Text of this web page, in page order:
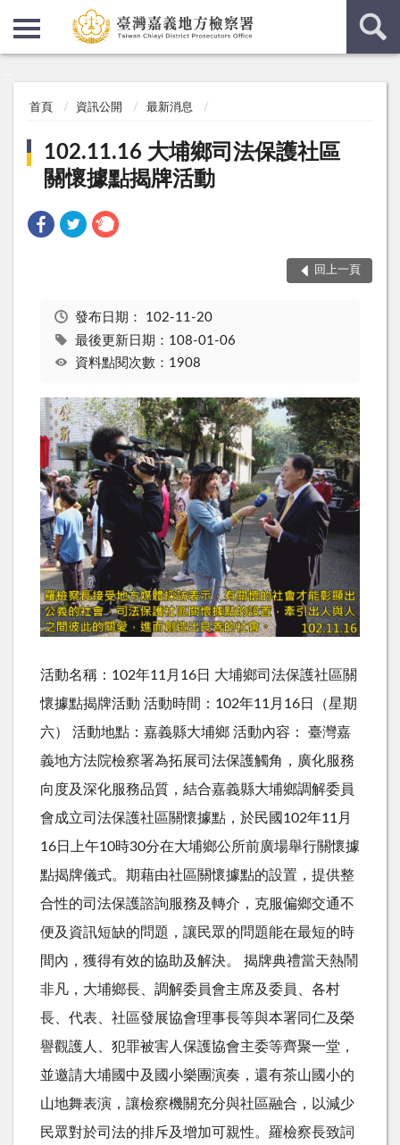
首頁 資訊公開 最新消息
102.11.16 大埔鄉司法保護社區
關懷據點揭牌活動
回上一頁
發布日期： 102-11-20
最後更新日期：108-01-06
資料點閱次數：1908
活動名稱：102年11月16日 大埔鄉司法保護社區關
懷據點揭牌活動 活動時間：102年11月16日（星期
六） 活動地點：嘉義縣大埔鄉 活動內容： 臺灣嘉
義地方法院檢察署為拓展司法保護觸角，廣化服務
向度及深化服務品質，結合嘉義縣大埔鄉調解委員
會成立司法保護社區關懷據點，於民國102年11月
16日上午10時30分在大埔鄉公所前廣場舉行關懷據
點揭牌儀式。期藉由社區關懷據點的設置，提供整
合性的司法保護諮詢服務及轉介，克服偏鄉交通不
便及資訊短缺的問題，讓民眾的問題能在最短的時
間內，獲得有效的協助及解決。 揭牌典禮當天熱鬧
非凡，大埔鄉長、調解委員會主席及委員、各村
長、代表、社區發展協會理事長等與本署同仁及榮
譽觀護人、犯罪被害人保護協會主委等齊聚一堂，
並邀請大埔國中及國小樂團演奏，還有茶山國小的
山地舞表演，讓檢察機關充分與社區融合，以減少
民眾對於司法的排斥及增加可親性。羅檢察長致詞